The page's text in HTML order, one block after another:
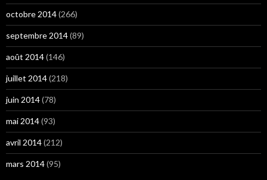
octobre 2014(266)
septembre 2014(89)
août 2014(146)
juillet 2014(218)
juin 2014(78)
mai 2014(93)
avril 2014(212)
mars 2014(95)